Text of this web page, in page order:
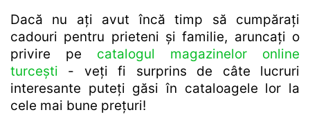
Dacă nu ați avut încă timp să cumpărați
cadouri pentru prieteni și familie, aruncați o
privire pe catalogul magazinelor online
turcești - veți fi surprins de câte lucruri
interesante puteți găsi în cataloagele lor la
cele mai bune prețuri!